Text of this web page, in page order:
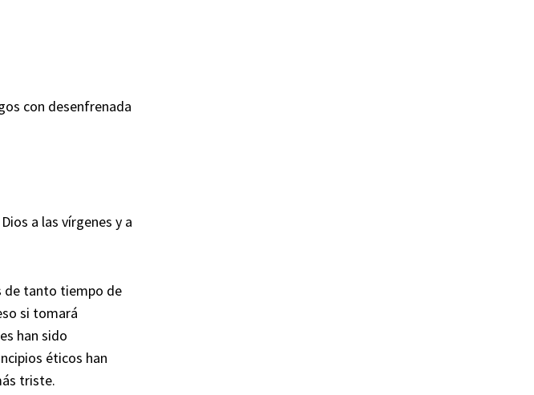
con desenfrenada
a las vírgenes y a
de tanto tiempo de
si tomará
han sido
éticos han
triste.